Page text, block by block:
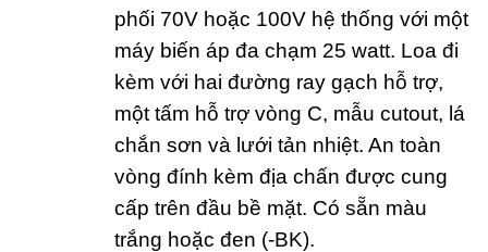
phối 70V hoặc 100V hệ thống với một
máy biến áp đa chạm 25 watt. Loa đi
kèm với hai đường ray gạch hỗ trợ,
một tấm hỗ trợ vòng C, mẫu cutout, lá
chắn sơn và lưới tản nhiệt. An toàn
vòng đính kèm địa chấn được cung
cấp trên đầu bề mặt. Có sẵn màu
trắng hoặc đen (-BK).